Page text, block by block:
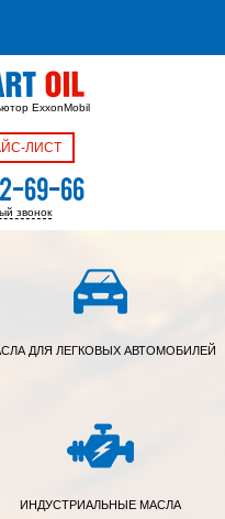
ExxonMobil
ЛИСТ
69-66
39-05
звонок
ДЛЯ ЛЕГКОВЫХ АВТОМОБИЛЕЙ
ИНДУСТРИАЛЬНЫЕ МАСЛА